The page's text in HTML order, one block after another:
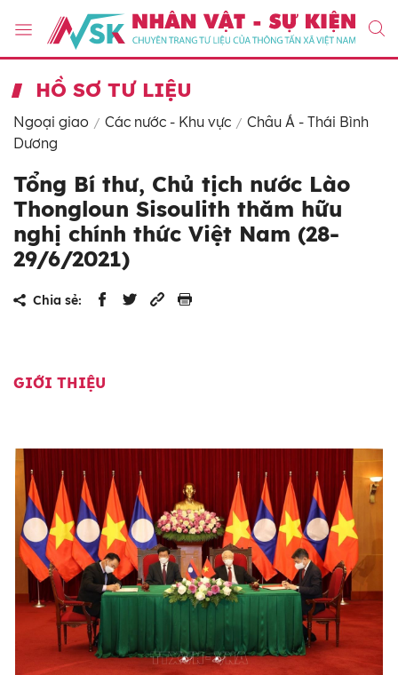
HỒ SƠ TƯ LIỆU
Ngoại giao Các nước - Khu vực
Châu Á - Thái Bình
Dương
Tổng Bí thư, Chủ tịch nước Lào
Thongloun Sisoulith thăm hữu
nghị chính thức Việt Nam (28-
29/6/2021)
Chia sẻ:
GIỚI THIỆU